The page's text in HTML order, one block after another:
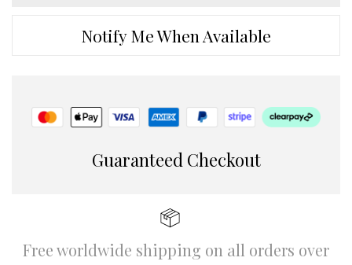
Notify Me When Available
Guaranteed Checkout
Free worldwide shipping on all orders over